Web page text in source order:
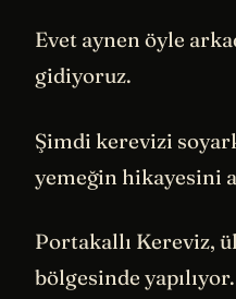
Evet aynen öyle
gidiyoruz.
Şimdi kerevizi
yemeğin hikayesini
Portakallı Kereviz,
bölgesinde